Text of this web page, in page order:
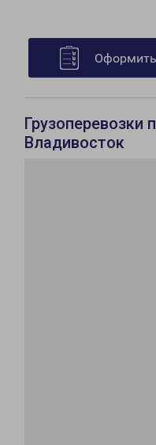
Грузоперевозки
Владивосток